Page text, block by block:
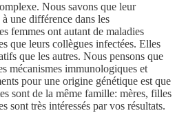
Nous savons que leur
une différence dans les
femmes ont autant de maladies
que leurs collègues infectées. Elles
que les autres. Nous pensons que
mécanismes immunologiques et
pour une origine génétique est que
sont de la même famille: mères, filles
sont très intéressés par vos résultats.